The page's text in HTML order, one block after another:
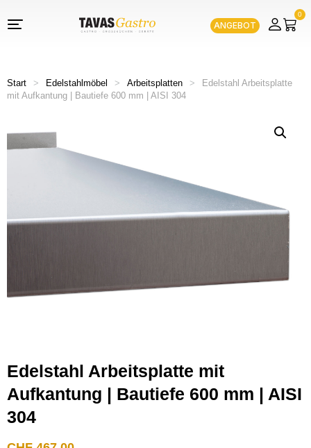
ANGEBOT
0
Start > Edelstahlmöbel > Arbeitsplatten >
Edelstahl Arbeitsplatte
mit Aufkantung | Bautiefe 600 mm | AISI 304
Edelstahl Arbeitsplatte mit
Aufkantung | Bautiefe 600 mm | AISI
304